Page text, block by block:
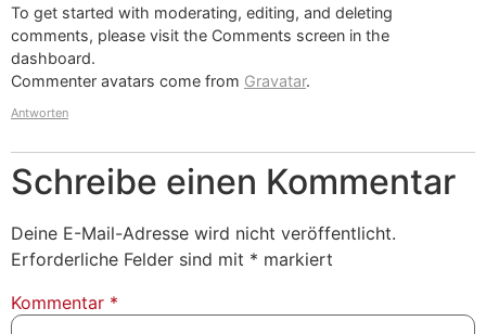
To get started with moderating, editing, and deleting
comments, please visit the Comments screen in the
dashboard.
Commenter avatars come from Gravatar.
Antworten
Schreibe einen Kommentar
Deine E-Mail-Adresse wird nicht veröffentlicht.
Erforderliche Felder sind mit * markiert
Kommentar *